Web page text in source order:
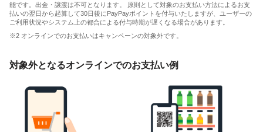
能です。出金・譲渡は不可となります。 原則として対象のお支払い方法によるお支
払いの翌日から起算して30日後にPayPayポイントを付与いたしますが、ユーザーの
ご利用状況やシステム上の都合による付与時期が遅くなる場合があります。
※2 オンラインでのお支払いはキャンペーンの対象外です。
対象外となるオンラインでのお支払い例